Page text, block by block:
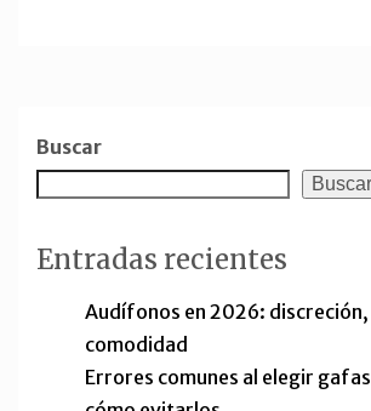
Buscar
Buscar
Entradas recientes
Audífonos en 2026:
comodidad
Errores comunes al elegir